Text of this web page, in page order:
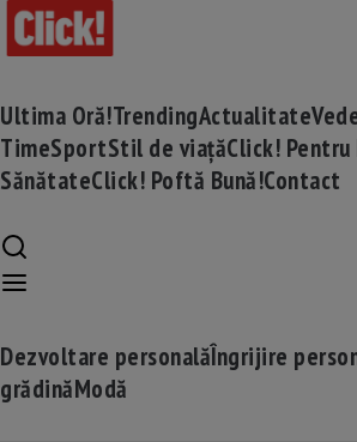
Ultima Oră!TrendingActualitate
TimeSportStil de viațăClick! Pentru
SănătateClick! Poftă Bună!Contact
Dezvoltare personalăÎngrijire
grădinăModă